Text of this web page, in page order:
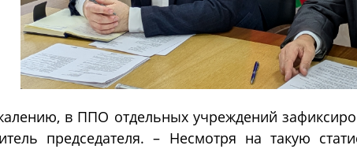
в ППО отдельных учреждений
председателя. – Несмотря на такую